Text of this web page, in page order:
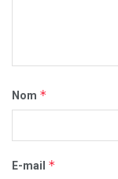
Nom *
E-mail *